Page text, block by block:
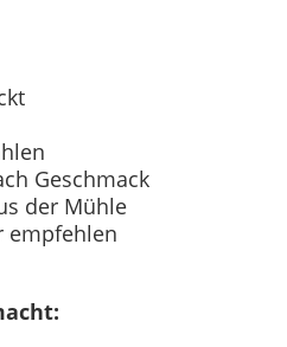
Geschmack
der Mühle
empfehlen